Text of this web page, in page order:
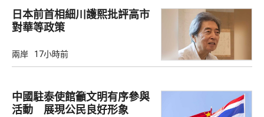
日本前首相細川護熙批評高市
對華等政策
兩岸 17小時前
中國駐泰使館籲文明有序參與
活動 展現公民良好形象